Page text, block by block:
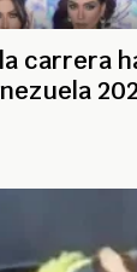
carrera